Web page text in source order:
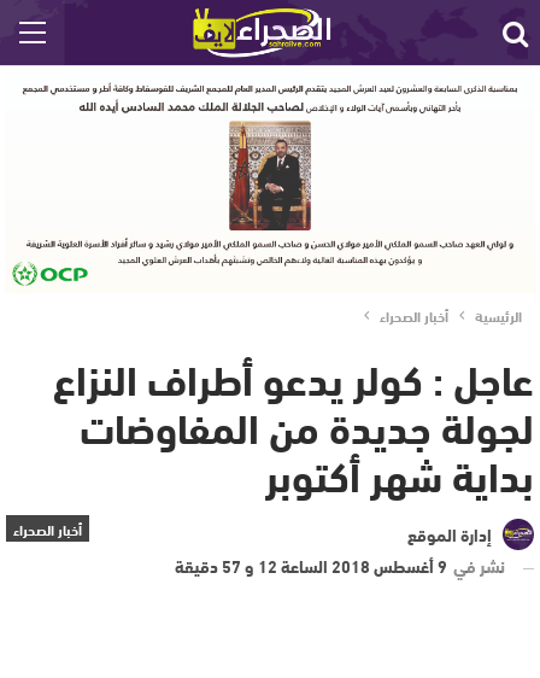
الرئيسية أخبار الصحراء
عاجل : كولر يدعو أطراف النزاع
لجولة جديدة من المفاوضات
بداية شهر أكتوبر
أخبار الصحراء
إدارة الموقع
نشر في 9 أغسطس 2018 الساعة 12 و 57 دقيقة